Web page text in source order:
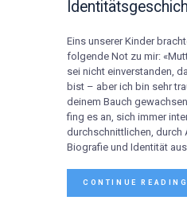
Eins unserer Kinder
folgende Not zu mir:
sei nicht einverstanden,
bist – aber ich bin sehr
deinem Bauch
fing es an, sich immer
durchschnittlichen, durch
Biografie und Identität
CONTINUE READING